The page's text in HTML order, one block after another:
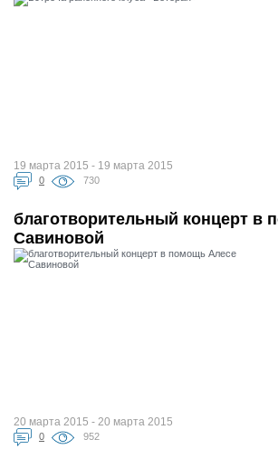
19 марта 2015 - 19 марта 2015
0 730
благотворительный концерт в
Савиновой
20 марта 2015 - 20 марта 2015
0 952